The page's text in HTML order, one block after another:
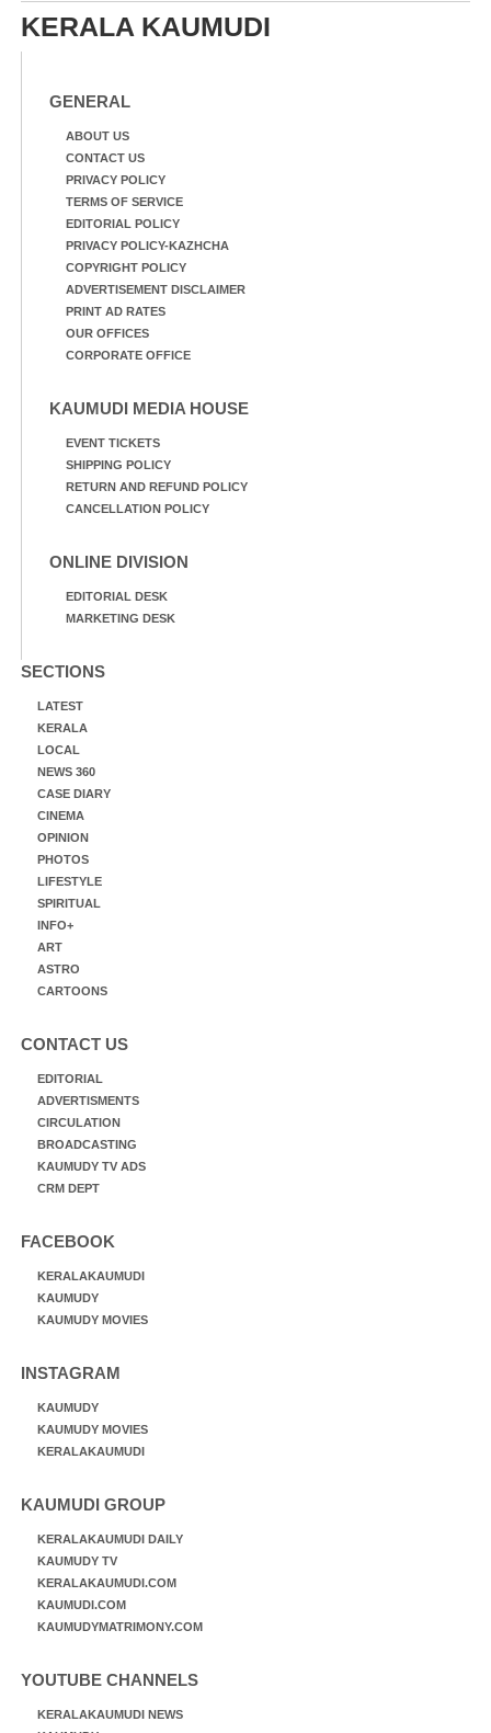
KERALA KAUMUDI
GENERAL
ABOUT US
CONTACT US
PRIVACY POLICY
TERMS OF SERVICE
EDITORIAL POLICY
PRIVACY POLICY-KAZHCHA
COPYRIGHT POLICY
ADVERTISEMENT DISCLAIMER
PRINT AD RATES
OUR OFFICES
CORPORATE OFFICE
KAUMUDI MEDIA HOUSE
EVENT TICKETS
SHIPPING POLICY
RETURN AND REFUND POLICY
CANCELLATION POLICY
ONLINE DIVISION
EDITORIAL DESK
MARKETING DESK
SECTIONS
LATEST
KERALA
LOCAL
NEWS 360
CASE DIARY
CINEMA
OPINION
PHOTOS
LIFESTYLE
SPIRITUAL
INFO+
ART
ASTRO
CARTOONS
CONTACT US
EDITORIAL
ADVERTISMENTS
CIRCULATION
BROADCASTING
KAUMUDY TV ADS
CRM DEPT
FACEBOOK
KERALAKAUMUDI
KAUMUDY
KAUMUDY MOVIES
INSTAGRAM
KAUMUDY
KAUMUDY MOVIES
KERALAKAUMUDI
KAUMUDI GROUP
KERALAKAUMUDI DAILY
KAUMUDY TV
KERALAKAUMUDI.COM
KAUMUDI.COM
KAUMUDYMATRIMONY.COM
YOUTUBE CHANNELS
KERALAKAUMUDI NEWS